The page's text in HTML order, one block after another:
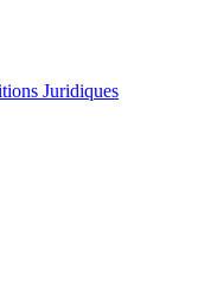
Juridiques